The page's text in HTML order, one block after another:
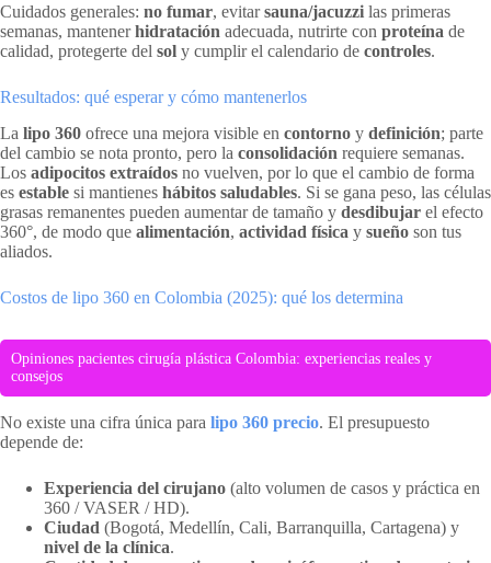
Cuidados generales: no fumar, evitarsauna/jacuzzi las primeras
semanas, mantenerhidratación adecuada, nutrirte con proteína de
calidad, protegerte del sol y cumplir el calendario de controles.
Resultados: qué esperar y cómo mantenerlos
La lipo 360 ofrece una mejora visible en contorno y definición; parte
del cambio se nota pronto, pero la consolidación requiere semanas.
Los adipocitos extraídos no vuelven, por lo que el cambio de forma
es estable si mantienes hábitos saludables. Si se gana peso, las células
grasas remanentes pueden aumentar de tamaño y desdibujar el efecto
360°, de modo que alimentación, actividad física y sueño son tus
aliados.
Costos de lipo 360 en Colombia (2025): qué los determina
Opiniones pacientes cirugía plástica Colombia: experiencias reales y
consejos
No existe una cifra única para lipo 360 precio. El presupuesto
depende de:
Experiencia del cirujano (alto volumen de casos y práctica en
360 / VASER / HD).
Ciudad (Bogotá, Medellín, Cali, Barranquilla, Cartagena) y
nivel de la clínica.